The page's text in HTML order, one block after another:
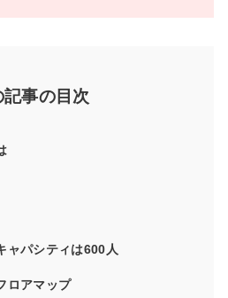
記事の目次
ャパシティは600人
ロアマップ